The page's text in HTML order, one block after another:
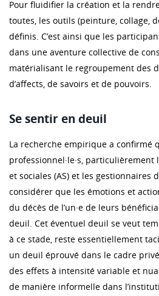
Pour fluidifier la création et la
toutes, les outils (peinture, collage,
définis. C’est ainsi que les
dans une aventure collective de
matérialisant le regroupement des
d’affects, de savoirs et de pouvoirs.
Se sentir en deuil
La recherche empirique a confirmé
professionnel·le·s, particulièrement
et sociales (AS) et les gestionnaires
considérer que les émotions et
du décès de l’un·e de leurs
deuil. Cet éventuel deuil se veut
à ce stade, reste essentiellement
un deuil éprouvé dans le cadre
des effets à intensité variable et
de manière informelle dans